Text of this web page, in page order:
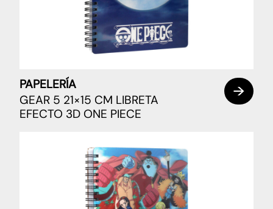
PAPELERÍA
GEAR 5 21×15 CM LIBRETA
EFECTO 3D ONE PIECE